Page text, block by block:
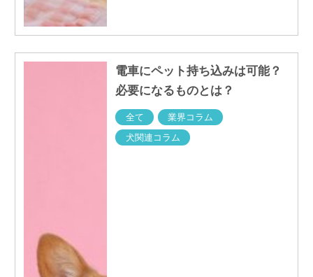
電車にペット持ち込みは可能？
必要になるものとは？
全て
業界コラム
犬関連コラム